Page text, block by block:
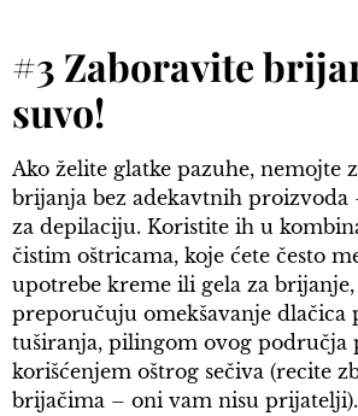
#3 Zaboravite
suvo!
Ako želite glatke pazuhe, nemojte
brijanja bez adekavtnih proizvoda
za depilaciju. Koristite ih u
čistim oštricama, koje ćete često
upotrebe kreme ili gela za
preporučuju omekšavanje
tuširanja, pilingom ovog područja
korišćenjem oštrog sečiva (recite
brijačima – oni vam nisu